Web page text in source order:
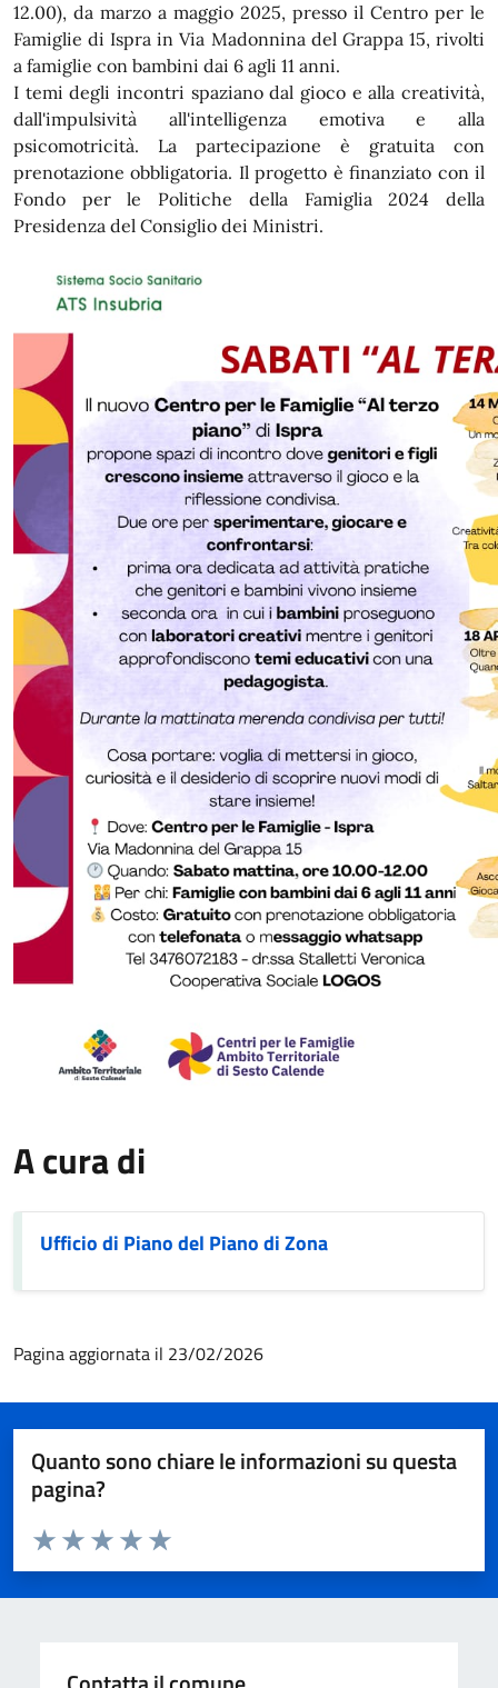
12.00), da marzo a maggio 2025, presso il Centro per le
Famiglie di Ispra in Via Madonnina del Grappa 15, rivolti
a famiglie con bambini dai 6 agli 11 anni.
I temi degli incontri spaziano dal gioco e alla creatività,
dall'impulsività all'intelligenza emotiva e alla
psicomotricità. La partecipazione è gratuita con
prenotazione obbligatoria. Il progetto è finanziato con il
Fondo per le Politiche della Famiglia 2024 della
Presidenza del Consiglio dei Ministri.
A cura di
Ufficio di Piano del Piano di Zona
Pagina aggiornata il 23/02/2026
Quanto sono chiare le informazioni su questa
pagina?
Valuta da 1 a 5 stelle la pagina
Valuta 5 stelle su 5
Valuta 4 stelle su 5
Valuta 3 stelle su 5
Valuta 2 stelle su 5
Valuta 1 stelle su 5